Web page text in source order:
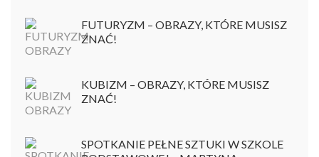
FUTURYZM – OBRAZY, KTÓRE MUSISZ
ZNAĆ!
KUBIZM – OBRAZY, KTÓRE MUSISZ
ZNAĆ!
SPOTKANIE PEŁNE SZTUKI W SZKOLE